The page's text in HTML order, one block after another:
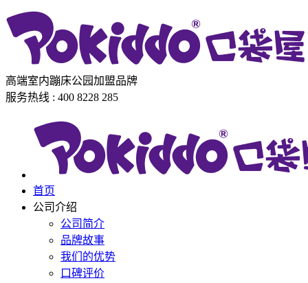
高端室内蹦床公园加盟品牌
服务热线 : 400 8228 285
首页
公司介绍
公司简介
品牌故事
我们的优势
口碑评价